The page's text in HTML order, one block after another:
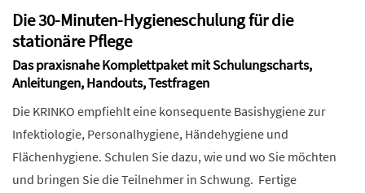
Die 30-Minuten-Hygieneschulung für die
stationäre Pflege
Das praxisnahe Komplettpaket mit Schulungscharts,
Anleitungen, Handouts, Testfragen
Die KRINKO empfiehlt eine konsequente Basishygiene zur
Infektiologie, Personalhygiene, Händehygiene und
Flächenhygiene. Schulen Sie dazu, wie und wo Sie möchten
und bringen Sie die Teilnehmer in Schwung. Fertige